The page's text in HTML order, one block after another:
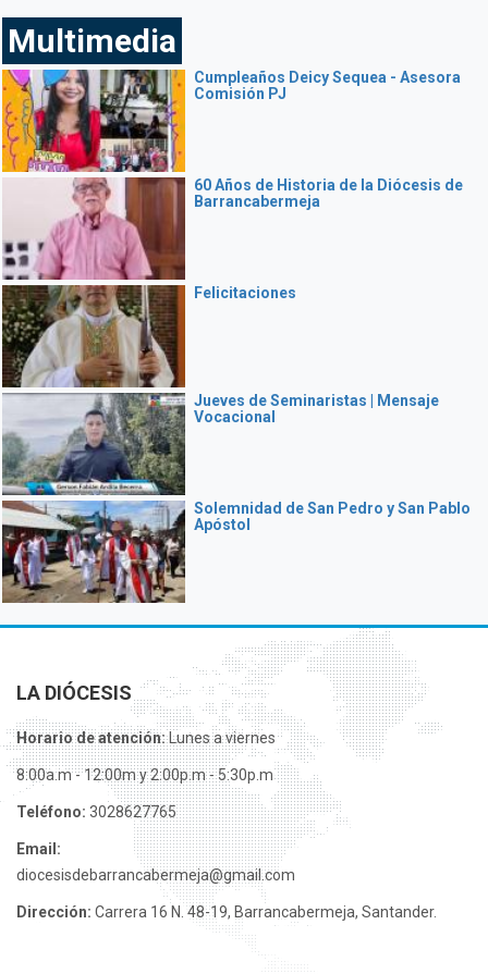
Multimedia
Cumpleaños Deicy Sequea - Asesora
Comisión PJ
60 Años de Historia de la Diócesis de
Barrancabermeja
Felicitaciones
Jueves de Seminaristas | Mensaje
Vocacional
Solemnidad de San Pedro y San Pablo
Apóstol
LA DIÓCESIS
Horario de atención:Lunes a viernes
8:00a.m - 12:00m y 2:00p.m - 5:30p.m
Teléfono: 3028627765
Email:
diocesisdebarrancabermeja@gmail.com
Dirección: Carrera 16 N. 48-19, Barrancabermeja, Santander.